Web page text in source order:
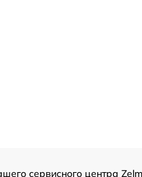
сервисного центра